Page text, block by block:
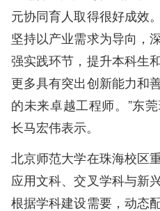
元协同育人取得很好成效
坚持以产业需求为导向，
强实践环节，提升本科生
更多具有突出创新能力和
的未来卓越工程师。”东
长马宏伟表示。
北京师范大学在珠海校区
应用文科、交叉学科与新
根据学科建设需要，动态